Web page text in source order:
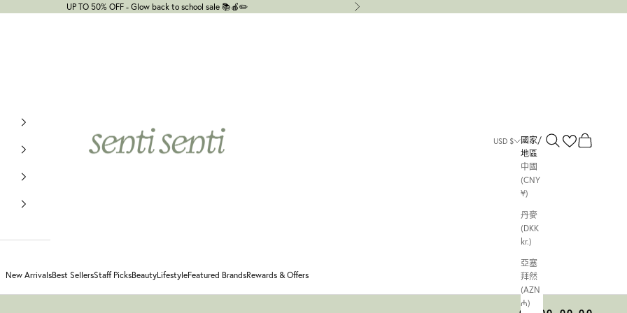
UP TO 50% OFF - Glow back to school sale 📚🍎✏️ 下一個
New ArrivalsBest SellersStaff PicksBeautyLifestyleFeatured BrandsRewards & Offers
USD $
國家/
地區
中國
(CNY
¥)
丹麥
(DKK
kr.)
亞塞
拜然
(AZN
₼)
搜尋 購物車